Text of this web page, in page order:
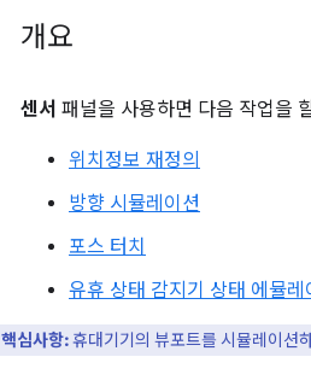
개요
센서 패널을 사용하면 다음 작업을
위치정보 재정의
방향 시뮬레이션
포스 터치
유휴 상태 감지기 상태 에뮬레
핵심사항:휴대기기의 뷰포트를 시뮬레이션